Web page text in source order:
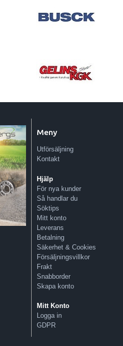
Meny
Utförsäljning
Kontakt
Hjälp
För nya kunder
Så handlar du
Söktips
Mitt konto
Leverans
Betalning
Säkerhet & Cookies
Försäljningsvillkor
Frakt
Snabborder
Skapa konto
Mitt Konto
Logga in
GDPR